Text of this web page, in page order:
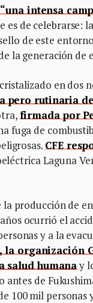
intensa
es de celebrarse:
de este
la generación de
en dos
pero rutinaria
firmada por
fuga de
CFE
Laguna
producción de
ocurrió el
y a la
organización
salud humanay
de
100 mil personas